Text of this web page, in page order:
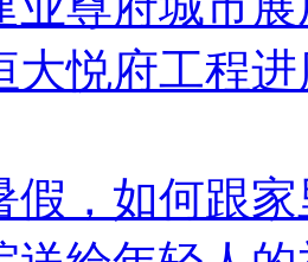
大悦府工程
假，如何跟